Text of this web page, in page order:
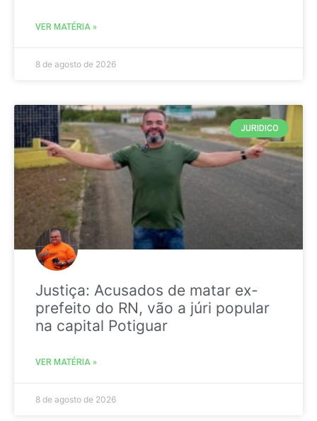
VER MATÉRIA »
8 de agosto de 2026
JURIDICO
Justiça: Acusados de matar ex-
prefeito do RN, vão a júri popular
na capital Potiguar
VER MATÉRIA »
8 de agosto de 2026